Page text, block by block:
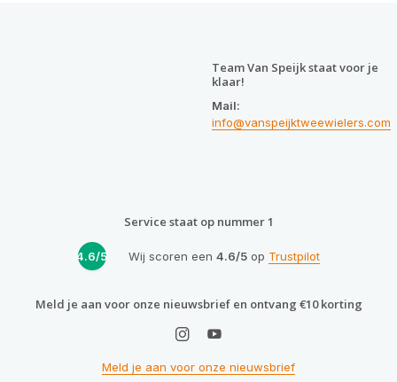
Team Van Speijk staat voor je
klaar!
Mail:
info@vanspeijktweewielers.com
Service staat op nummer 1
4.6/5 Wij scoren een 4.6/5op Trustpilot
Meld je aan voor onze nieuwsbrief en ontvang €10 korting
Meld je aan voor onze nieuwsbrief